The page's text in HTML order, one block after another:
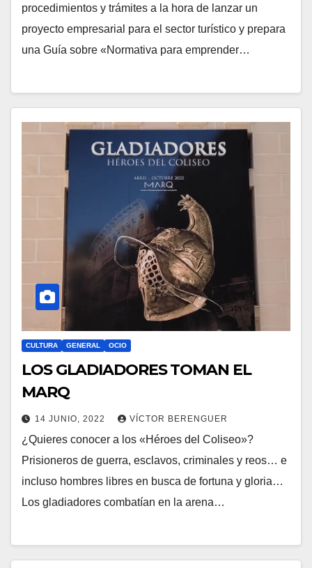
procedimientos y trámites a la hora de lanzar un
proyecto empresarial para el sector turístico y prepara
una Guía sobre «Normativa para emprender…
CULTURA GENERAL OCIO
LOS GLADIADORES TOMAN EL
MARQ
14 JUNIO, 2022 VÍCTOR BERENGUER
¿Quieres conocer a los «Héroes del Coliseo»?
Prisioneros de guerra, esclavos, criminales y reos… e
incluso hombres libres en busca de fortuna y gloria…
Los gladiadores combatían en la arena…